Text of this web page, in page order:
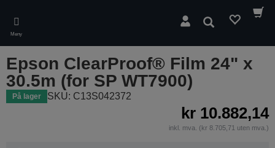
main
content
Meny
Søk
Epson ClearProof® Film 24" x
30.5m (for SP WT7900)
På lager SKU: C13S042372
kr 10.882,14
inkl. mva. (kr 8.705,71 uten mva.)